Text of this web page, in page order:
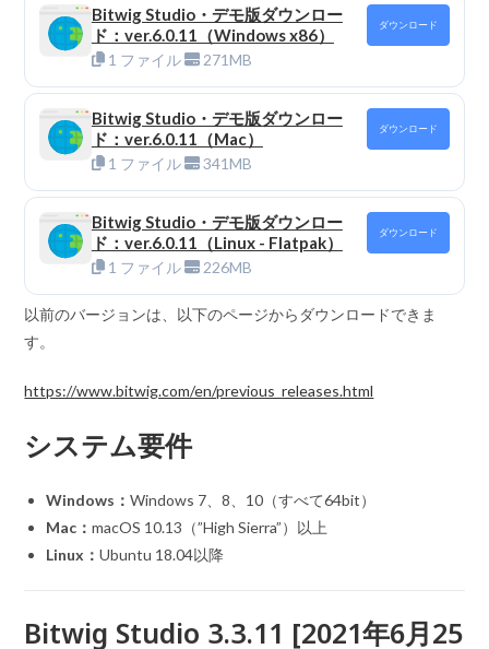
Bitwig Studio・デモ版ダウンロー
ド：ver.6.0.11（Windows x86）
1 ファイル 271MB
ダウンロード
Bitwig Studio・デモ版ダウンロー
ド：ver.6.0.11（Mac）
1 ファイル 341MB
ダウンロード
Bitwig Studio・デモ版ダウンロー
ド：ver.6.0.11（Linux - Flatpak）
1 ファイル 226MB
ダウンロード
以前のバージョンは、以下のページからダウンロードできま
す。
https://www.bitwig.com/en/previous_releases.html
システム要件
Windows：Windows 7、8、10（すべて64bit）
Mac：macOS 10.13（”High Sierra”）以上
Linux：Ubuntu 18.04以降
Bitwig Studio 3.3.11 [2021年6月25